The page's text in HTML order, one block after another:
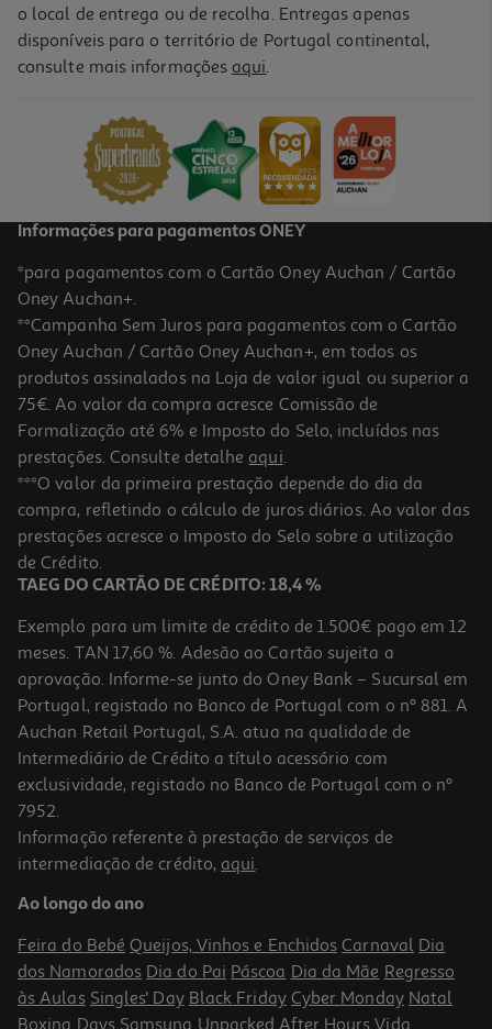
Capa Universal Tablet Subblim Até 10.1" Cat
19,99 €
Capa Teclado Samsung Ef-Dx925bbegpt Para S9 E S10 Ultra
389.99 €/un
389,99 €
Capa Universal Tablet Subblim Até 11" Animais
19.99 €/un
19,99 €
o local de entrega ou de recolha. Entregas apenas
disponíveis para o território de Portugal continental,
consulte mais informações aqui.
Informações para pagamentos ONEY
*para pagamentos com o Cartão Oney Auchan / Cartão
Oney Auchan+.
**Campanha Sem Juros para pagamentos com o Cartão
Oney Auchan / Cartão Oney Auchan+, em todos os
produtos assinalados na Loja de valor igual ou superior a
75€. Ao valor da compra acresce Comissão de
Formalização até 6% e Imposto do Selo, incluídos nas
prestações. Consulte detalhe aqui.
***O valor da primeira prestação depende do dia da
compra, refletindo o cálculo de juros diários. Ao valor das
prestações acresce o Imposto do Selo sobre a utilização
de Crédito.
TAEG DO CARTÃO DE CRÉDITO: 18,4 %
Exemplo para um limite de crédito de 1.500€ pago em 12
meses. TAN 17,60 %. Adesão ao Cartão sujeita a
aprovação. Informe-se junto do Oney Bank – Sucursal em
Portugal, registado no Banco de Portugal com o nº 881. A
Auchan Retail Portugal, S.A. atua na qualidade de
Intermediário de Crédito a título acessório com
exclusividade, registado no Banco de Portugal com o nº
7952.
Informação referente à prestação de serviços de
intermediação de crédito, aqui.
Ao longo do ano
Feira do Bebé Queijos, Vinhos e Enchidos Carnaval Dia
dos Namorados Dia do Pai Páscoa Dia da Mãe Regresso
às Aulas Singles' Day Black Friday Cyber Monday Natal
Boxing Days Samsung Unpacked After Hours Vida